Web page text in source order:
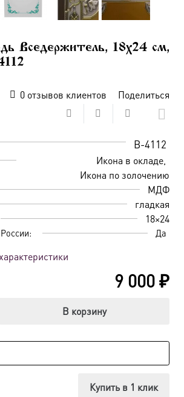
Вседержитель, 18х24 см,
0отзывов клиентов Поделиться
B-4112
Икона в окладе
Икона по золочению
МДФ
гладкая
18×24
Да
9 000₽
В корзину
Купить в 1 клик